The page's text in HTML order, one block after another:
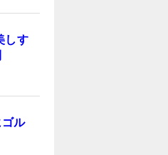
しす
ル